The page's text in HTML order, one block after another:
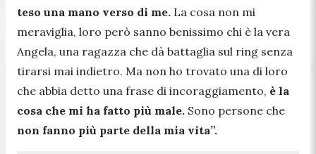
teso una mano verso di me. La cosa non mi
meraviglia, loro però sanno benissimo chi è la vera
Angela, una ragazza che dà battaglia sul ring senza
tirarsi mai indietro. Ma non ho trovato una di loro
che abbia detto una frase di incoraggiamento, è la
cosa che mi ha fatto più male. Sono persone che
non fanno più parte della mia vita”.